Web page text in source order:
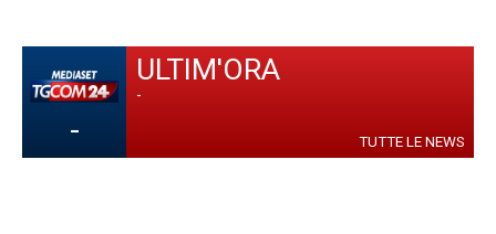
-
ULTIM'ORA
-
TUTTE LE NEWS